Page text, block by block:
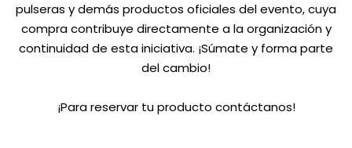
pulseras y demás productos oficiales del evento, cuya
compra contribuye directamente a la organización y
continuidad de esta iniciativa. ¡Súmate y forma parte
del cambio!
¡Para reservar tu producto contáctanos!